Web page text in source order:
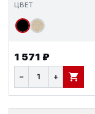
ЦВЕТ
1 571 ₽
− + В